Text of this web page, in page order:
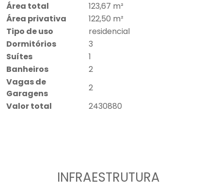
Área total
123,67 m²
Área privativa
122,50 m²
Tipo de uso
residencial
Dormitórios
3
Suítes
1
Banheiros
2
Vagas de
Garagens
2
Valor total
2430880
INFRAESTRUTURA